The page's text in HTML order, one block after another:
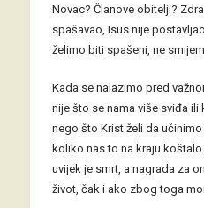
Novac? Članove obitelji?
spašavao, Isus nije
želimo biti spašeni, ne
Kada se nalazimo pred
nije što se nama više sviđa ili
nego što Krist želi da
koliko nas to na kraju
uvijek je smrt, a nagrada za
život, čak i ako zbog toga